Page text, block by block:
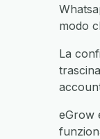
modo
La
eGrow